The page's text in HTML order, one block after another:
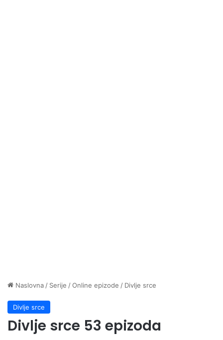
Naslovna / Serije /Online epizode / Divlje srce
Divlje srce
Divlje srce 53 epizoda